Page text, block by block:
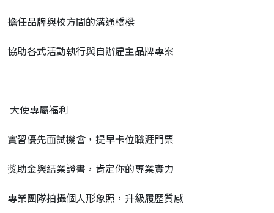
擔任品牌與校方間的溝通橋樑
協助各式活動執行與自辦雇主品牌專案
大使專屬福利
實習優先面試機會，提早卡位職涯門票
獎助金與結業證書，肯定你的專業實力
專業團隊拍攝個人形象照，升級履歷質感